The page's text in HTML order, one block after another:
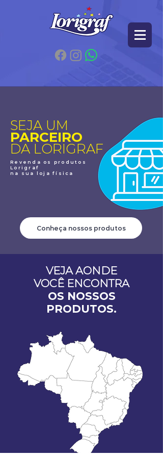
SEJA UM
PARCEIRO
DA LORIGRAF
Revenda os produtos
Lorigraf
na sua loja física
Conheça nossos produtos
VEJA AONDE
VOCÊ ENCONTRA
OS NOSSOS
PRODUTOS.